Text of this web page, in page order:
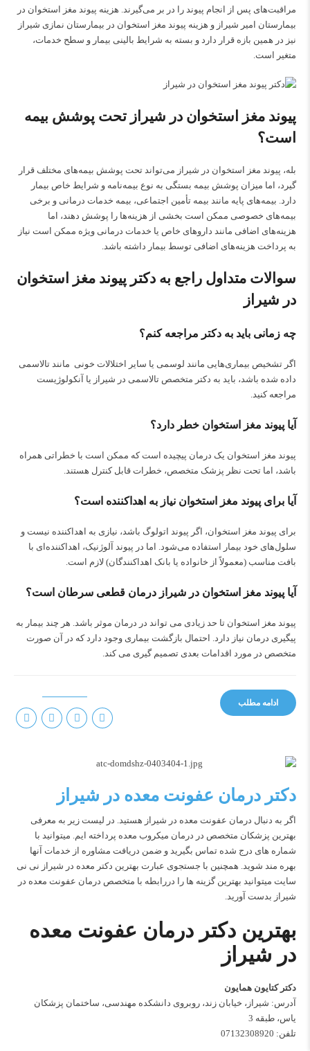
مراقبت‌های پس از انجام پیوند را در بر می‌گیرند. هزینه پیوند مغز استخوان در
بیمارستان امیر شیراز و هزینه پیوند مغز استخوان در بیمارستان نمازی شیراز
نیز در همین بازه قرار دارد و بسته به شرایط بالینی بیمار و سطح خدمات،
متغیر است.
پیوند مغز استخوان در شیراز تحت پوشش بیمه
است؟
بله، پیوند مغز استخوان در شیراز می‌تواند تحت پوشش بیمه‌های مختلف قرار
گیرد، اما میزان پوشش بیمه بستگی به نوع بیمه‌نامه و شرایط خاص بیمار
دارد. بیمه‌های پایه مانند بیمه تأمین اجتماعی، بیمه خدمات درمانی و برخی
بیمه‌های خصوصی ممکن است بخشی از هزینه‌ها را پوشش دهند، اما
هزینه‌های اضافی مانند داروهای خاص یا خدمات درمانی ویژه ممکن است نیاز
به پرداخت هزینه‌های اضافی توسط بیمار داشته باشد.
سوالات متداول راجع به دکتر پیوند مغز استخوان
در شیراز
چه زمانی باید به دکتر مراجعه کنم؟
اگر تشخیص بیماری‌هایی مانند لوسمی یا سایر اختلالات خونی مانند تالاسمی
داده شده باشد، باید به دکتر متخصص تالاسمی در شیراز یا آنکولوژیست
مراجعه کنید.
آیا پیوند مغز استخوان خطر دارد؟
پیوند مغز استخوان یک درمان پیچیده است که ممکن است با خطراتی همراه
باشد، اما تحت نظر پزشک متخصص، خطرات قابل کنترل هستند.
آیا برای پیوند مغز استخوان نیاز به اهداکننده است؟
برای پیوند مغز استخوان، اگر پیوند اتولوگ باشد، نیازی به اهداکننده نیست و
سلول‌های خود بیمار استفاده می‌شود. اما در پیوند آلوژنیک، اهداکننده‌ای با
بافت مناسب (معمولاً از خانواده یا بانک اهداکنندگان) لازم است.
آیا پیوند مغز استخوان در شیراز درمان قطعی سرطان است؟
پیوند مغز استخوان تا حد زیادی می تواند در درمان موثر باشد. هر چند بیمار به
پیگیری درمان نیاز دارد. احتمال بازگشت بیماری وجود دارد که در آن صورت
متخصص در مورد اقدامات بعدی تصمیم گیری می کند.
ادامه مطلب
دکتر درمان عفونت معده در شیراز
اگر به دنبال درمان عفونت معده در شیراز هستید. در لیست زیر به معرفی
بهترین پزشکان متخصص در درمان میکروب معده پرداخته ایم. میتوانید با
شماره های درج شده تماس بگیرید و ضمن دریافت مشاوره از خدمات آنها
بهره مند شوید. همچنین با جستجوی عبارت بهترین دکتر معده در شیراز نی نی
سایت میتوانید بهترین گزینه ها را دررابطه با متخصص درمان عفونت معده در
شیراز بدست آورید.
بهترین دکتر درمان عفونت معده
در شیراز
دکتر کتایون همایون
آدرس: شیراز، خیابان زند، روبروی دانشکده مهندسی، ساختمان پزشکان
یاس، طبقه 3
تلفن: 07132308920